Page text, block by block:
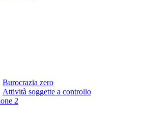
Burocrazia zero
Attività soggette a controllo
2